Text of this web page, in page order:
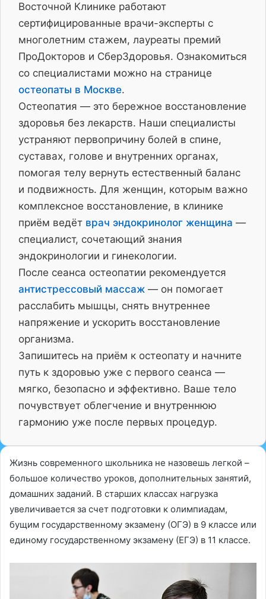
Восточной Клинике работают
сертифицированные врачи-эксперты с
многолетним стажем, лауреаты премий
ПроДокторов и СберЗдоровья. Ознакомиться
со специалистами можно на странице
остеопаты в Москве.
Остеопатия — это бережное восстановление
здоровья без лекарств. Наши специалисты
устраняют первопричину болей в спине,
суставах, голове и внутренних органах,
помогая телу вернуть естественный баланс
и подвижность. Для женщин, которым важно
комплексное восстановление, в клинике
приём ведёт врач эндокринолог женщина —
специалист, сочетающий знания
эндокринологии и гинекологии.
После сеанса остеопатии рекомендуется
антистрессовый массаж — он помогает
расслабить мышцы, снять внутреннее
напряжение и ускорить восстановление
организма.
Запишитесь на приём к остеопату и начните
путь к здоровью уже с первого сеанса —
мягко, безопасно и эффективно. Ваше тело
почувствует облегчение и внутреннюю
гармонию уже после первых процедур.
Жизнь современного школьника не назовешь легкой –
большое количество уроков, дополнительных занятий,
домашних заданий. В старших классах нагрузка
увеличивается за счет подготовки к олимпиадам,
бущим государственному экзамену (ОГЭ) в 9 классе или
единому государственному экзамену (ЕГЭ) в 11 классе.